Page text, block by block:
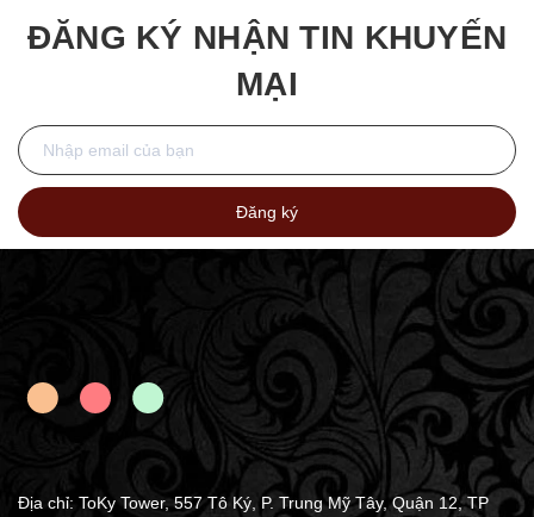
ĐĂNG KÝ NHẬN TIN KHUYẾN
MẠI
Đăng ký
Địa chỉ: ToKy Tower, 557 Tô Ký, P. Trung Mỹ Tây, Quận 12, TP